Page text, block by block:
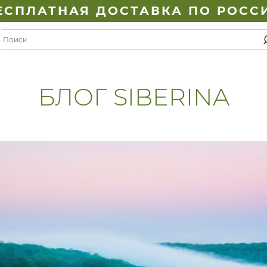
ДОСТАВКА ПО
БЛОГ SIBERINA